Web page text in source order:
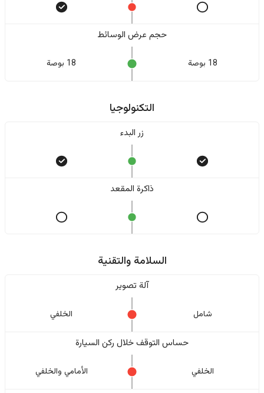
حجم عرض الوسائط
18 بوصة 18 بوصة
التكنولوجيا
زر البدء
ذاكرة المقعد
السلامة والتقنية
آلة تصوير
شامل الخلفي
حساس التوقف خلال ركن السيارة
الخلفي الأمامي والخلفي